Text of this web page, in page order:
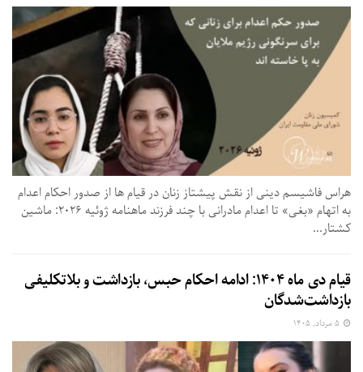
هراس فاشیسم دینی از نقش پیشتاز زنان در قیام ها از صدور احکام اعدام
به اتهام «بغی» تا اعدام مادرانی با چند فرزند ماهنامه ژوئیه ۲۰۲۶: ماشین
کشتار...
قیام دی ماه ۱۴۰۴: ادامه احکام حبس، بازداشت و بلاتکلیفی
بازداشت‌شدگان